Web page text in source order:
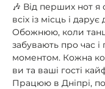
🎶 Від перших нот я
всіх із місць і
Обожнюю, коли
забувають про час
моментом. Кожна
ви та ваші гості
Працюю в Дніпрі, по